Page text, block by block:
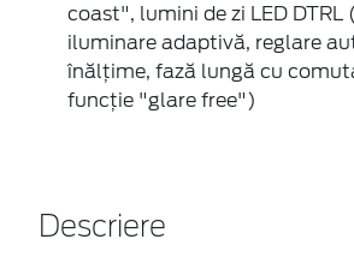
coast", lumini de zi LED DTRL
iluminare adaptivă, reglare
înălțime, fază lungă cu
funcție "glare free")
Descriere